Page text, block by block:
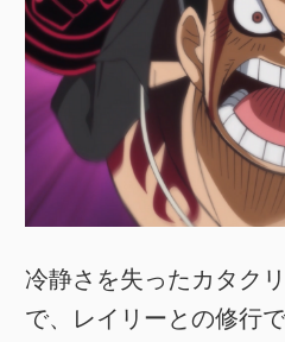
冷静さを失ったカタク
で、レイリーとの修行